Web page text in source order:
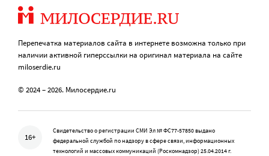
Перепечатка материалов сайта в интернете возможна только при
наличии активной гиперссылки на оригинал материала на сайте
miloserdie.ru
© 2024 – 2026. Милосердие.ru
16+
Свидетельство о регистрации СМИ Эл № ФС77-57850 выдано
федеральной службой по надзору в сфере связи, информационных
технологий и массовых коммуникаций (Роскомнадзор) 25.04.2014 г.